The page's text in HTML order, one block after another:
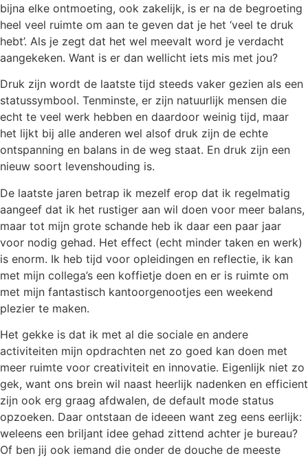
bijna elke ontmoeting, ook zakelijk, is er na de begroeting
heel veel ruimte om aan te geven dat je het ‘veel te druk
hebt’. Als je zegt dat het wel meevalt word je verdacht
aangekeken. Want is er dan wellicht iets mis met jou?
Druk zijn wordt de laatste tijd steeds vaker gezien als een
statussymbool. Tenminste, er zijn natuurlijk mensen die
echt te veel werk hebben en daardoor weinig tijd, maar
het lijkt bij alle anderen wel alsof druk zijn de echte
ontspanning en balans in de weg staat. En druk zijn een
nieuw soort levenshouding is.
De laatste jaren betrap ik mezelf erop dat ik regelmatig
aangeef dat ik het rustiger aan wil doen voor meer balans,
maar tot mijn grote schande heb ik daar een paar jaar
voor nodig gehad. Het effect (echt minder taken en werk)
is enorm. Ik heb tijd voor opleidingen en reflectie, ik kan
met mijn collega’s een koffietje doen en er is ruimte om
met mijn fantastisch kantoorgenootjes een weekend
plezier te maken.
Het gekke is dat ik met al die sociale en andere
activiteiten mijn opdrachten net zo goed kan doen met
meer ruimte voor creativiteit en innovatie. Eigenlijk niet zo
gek, want ons brein wil naast heerlijk nadenken en efficient
zijn ook erg graag afdwalen, de default mode status
opzoeken. Daar ontstaan de ideeen want zeg eens eerlijk:
weleens een briljant idee gehad zittend achter je bureau?
Of ben jij ook iemand die onder de douche de meeste